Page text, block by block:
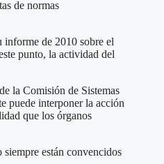
de normas
de 2010 sobre el
punto, la actividad del
la Comisión de Sistemas
puede interponer la acción
que los órganos
están convencidos